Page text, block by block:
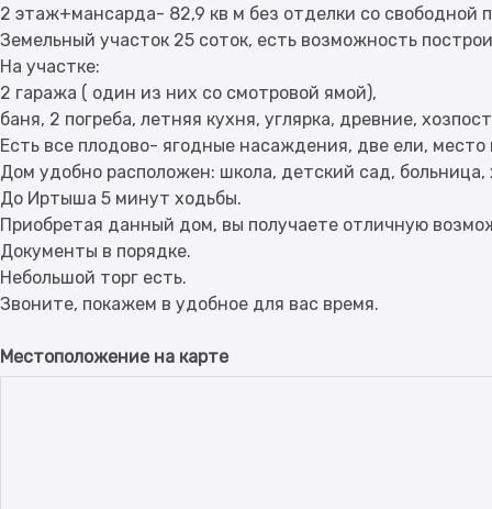
2 этаж+мансарда- 82,9 кв м без отделки со свободной
Земельный участок 25 соток, есть возможность
На участке:
2 гаража ( один из них со смотровой ямой),
баня, 2 погреба, летняя кухня, углярка, древние,
Есть все плодово- ягодные насаждения, две ели, место
Дом удобно расположен: школа, детский сад,
До Иртыша 5 минут ходьбы.
Приобретая данный дом, вы получаете отличную
Документы в порядке.
Небольшой торг есть.
Местоположение на карте